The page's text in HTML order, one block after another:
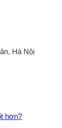
Hà Nội
hơn?